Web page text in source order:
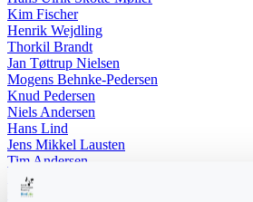
Kim Fischer
Henrik Wejdling
Thorkil Brandt
Jan Tøttrup Nielsen
Mogens Behnke-Pedersen
Knud Pedersen
Niels Andersen
Hans Lind
Jens Mikkel Lausten
Tim Andersen
Per Janfelt
Christian Hjorth